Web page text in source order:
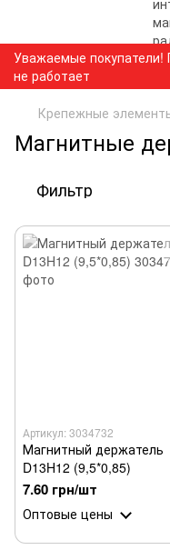
Уважаемые покупатели!
не работает
Крепежные
Магнитные
Фильтр
Артикул: 3034732
Магнитный держатель
D13H12 (9,5*0,85)
7.60 грн/шт
Оптовые цены